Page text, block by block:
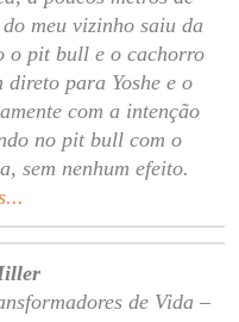
meu vizinho saiu da
o pit bull e o cachorro
direto para Yoshe e o
com a intenção
no pit bull com o
sem nenhum efeito.
de Vida –